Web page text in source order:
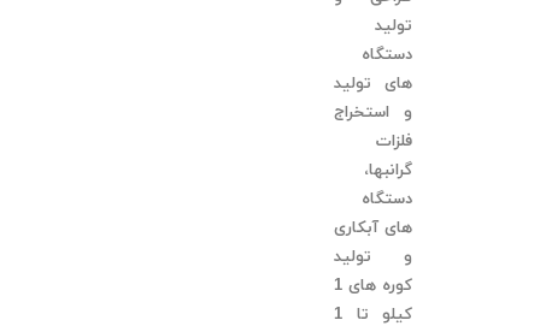
تولید
دستگاه
های تولید
و استخراج
فلزات
گرانبها،
دستگاه
های آبکاری
و تولید
کوره های 1
کیلو تا 1